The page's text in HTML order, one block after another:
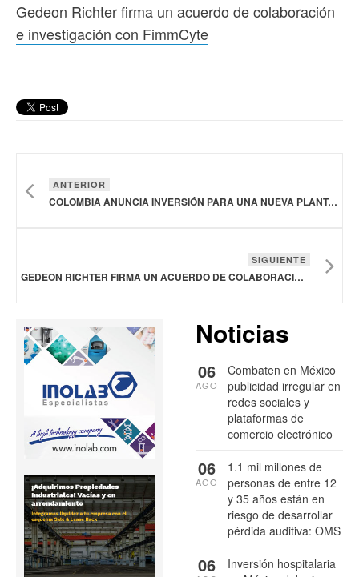
Gedeon Richter firma un acuerdo de colaboración
e investigación con FimmCyte
ANTERIOR
COLOMBIA ANUNCIA INVERSIÓN PARA UNA NUEVA PLANTA PÚBLICA DE MEDICAMENTOS ESENCIALES
SIGUIENTE
GEDEON RICHTER FIRMA UN ACUERDO DE COLABORACIÓN E INVESTIGACIÓN CON FIMMCYTE
Noticias
Combaten en México
publicidad irregular en
redes sociales y
plataformas de
comercio electrónico
06
AGO
1.1 mil millones de
personas de entre 12
y 35 años están en
riesgo de desarrollar
pérdida auditiva: OMS
06
AGO
Inversión hospitalaria
06